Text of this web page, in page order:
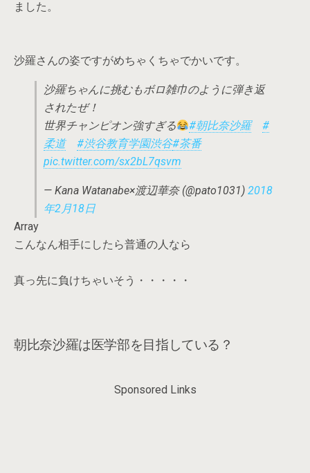
ました。
沙羅さんの姿ですがめちゃくちゃでかいです。
沙羅ちゃんに挑むもボロ雑巾のように弾き返
されたぜ！
世界チャンピオン強すぎる
#朝比奈沙羅
#
柔道
#渋谷教育学園渋谷#茶番
pic.twitter.com/sx2bL7qsvm
— Kana Watanabe×渡辺華奈 (@pato1031) 2018
年2月18日
Array
こんなん相手にしたら普通の人なら
真っ先に負けちゃいそう・・・・・
朝比奈沙羅は医学部を目指している？
Sponsored Links